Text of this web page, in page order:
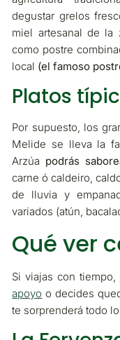
degustar grelos
miel artesanal de la
como postre
local (el famoso
Platos
Por supuesto, los
Melide se lleva la
Arzúa podrás
carne ó caldeiro,
de lluvia y
variados (atún,
Qué ver
Si viajas con tiempo,
apoyo o decides
te sorprenderá todo